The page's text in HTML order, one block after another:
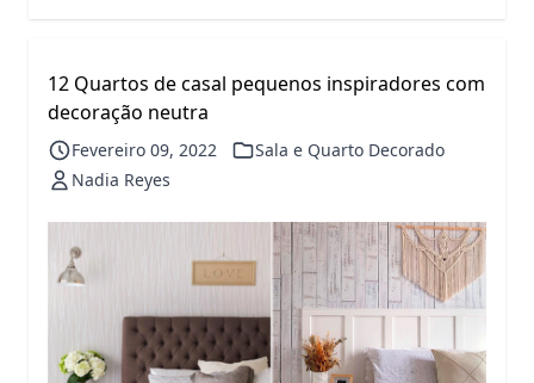
12 Quartos de casal pequenos inspiradores com
decoração neutra
Fevereiro 09, 2022
Sala e Quarto Decorado
Nadia Reyes